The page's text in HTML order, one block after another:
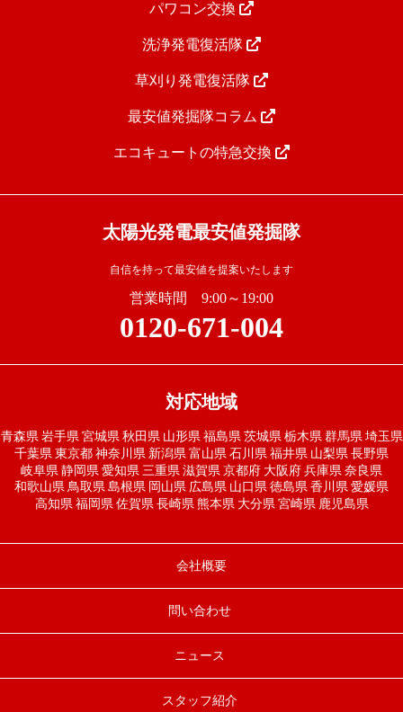
パワコン交換
洗浄発電復活隊
草刈り発電復活隊
最安値発掘隊コラム
エコキュートの特急交換
太陽光発電最安値発掘隊
自信を持って最安値を提案いたします
営業時間 9:00～19:00
0120-671-004
対応地域
青森県 岩手県 宮城県 秋田県 山形県 福島県 茨城県 栃木県 群馬県 埼玉県
千葉県 東京都 神奈川県 新潟県 富山県 石川県 福井県 山梨県 長野県
岐阜県 静岡県 愛知県 三重県 滋賀県 京都府 大阪府 兵庫県 奈良県
和歌山県 鳥取県 島根県 岡山県 広島県 山口県 徳島県 香川県 愛媛県
高知県 福岡県 佐賀県 長崎県 熊本県 大分県 宮崎県 鹿児島県
会社概要
問い合わせ
ニュース
スタッフ紹介